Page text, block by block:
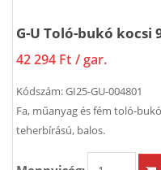
G-U Toló-bukó kocsi
42 294 Ft / gar.
Kódszám:GI25-GU-004801
Fa, műanyag és fém toló-
teherbírású, balos.